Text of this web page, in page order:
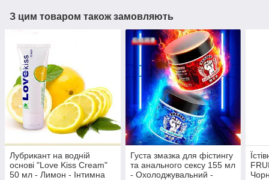
З цим товаром також замовляють
Лубрикант на водній
основі "Love Kiss Cream"
50 мл - Лимон - Інтимна
Густа змазка для фістингу
та анального сексу 155 мл
- Охолоджувальний -